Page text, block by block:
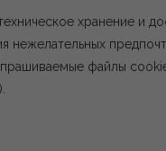
хранение и
нежелательных
файлы